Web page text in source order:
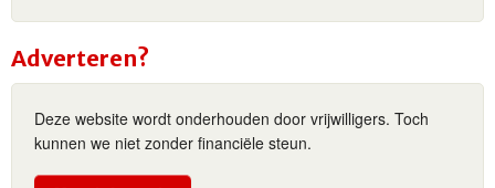
Adverteren?
Deze website wordt onderhouden door vrijwilligers. Toch
kunnen we niet zonder financiële steun.